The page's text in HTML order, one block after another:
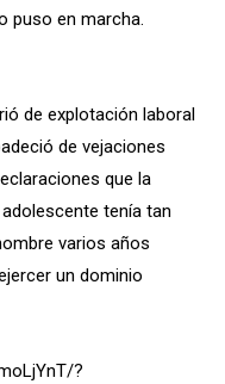
puso en marcha.
de explotación laboral
de vejaciones
que la
tenía tan
varios años
un dominio
?